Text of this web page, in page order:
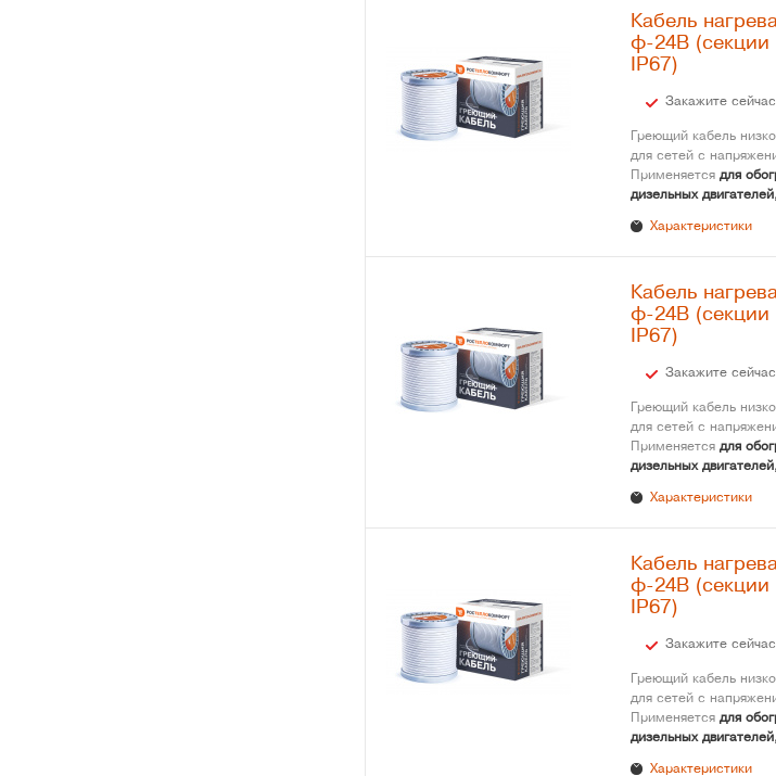
Кабель
ф-24В (секции
IP67)
Закажите сейчас
Греющий кабель
для сетей с
Применяется для
дизельных
Характеристики
Кабель
ф-24В (секции
IP67)
Закажите сейчас
Греющий кабель
для сетей с
Применяется для
дизельных
Характеристики
Кабель
ф-24В (секции
IP67)
Закажите сейчас
Греющий кабель
для сетей с
Применяется для
дизельных
Характеристики